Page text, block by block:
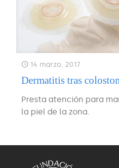
14 marzo, 2017
Dermatitis tras
Presta atención para
la piel de la zona.